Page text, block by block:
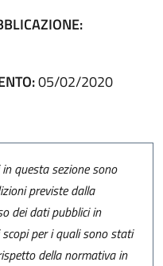
05/02/2020
questa sezione sono
previste dalla
dei dati pubblici in
per i quali sono stati
della normativa in